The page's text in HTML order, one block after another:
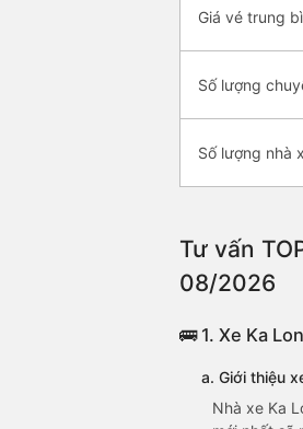
Giá vé trung
Số lượng
Số lượng nhà
Tư vấn
08/2026
🚌 1. Xe Ka
a. Giới thiệu
Nhà xe Ka